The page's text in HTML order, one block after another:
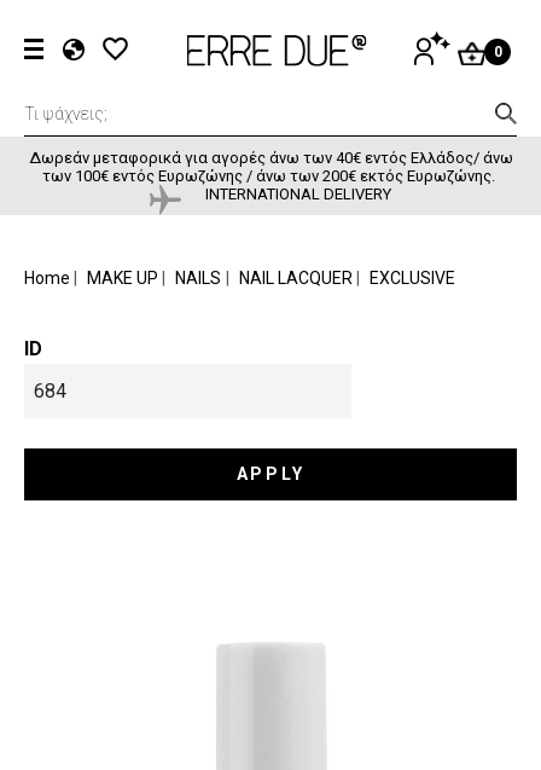
EN
FR
User
ΕΊΣΟΔΟΣ0
Δωρεάν μεταφορικά για αγορές άνω των 40€ εντός Ελλάδος/ άνω
των 100€ εντός Ευρωζώνης / άνω των 200€ εκτός Ευρωζώνης.
INTERNATIONAL DELIVERY
BREADCRUMB
Home MAKE UP NAILS NAIL LACQUER EXCLUSIVE
ID